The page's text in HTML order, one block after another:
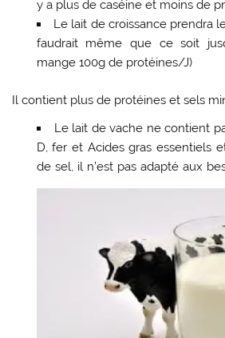
y a plus de caséine et moins de
Le lait de croissance prendra
faudrait même que ce soit
mange 100g de protéines/J)
Il contient plus de protéines et sels
Le lait de vache ne contient
D, fer et Acides gras essentiels
de sel, il n’est pas adapté aux